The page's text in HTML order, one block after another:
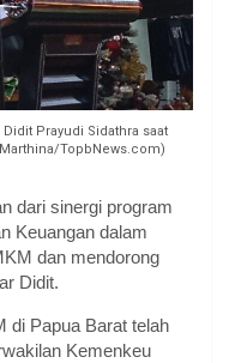
Prayudi Sidathra saat
TopbNews.com)
dari sinergi program
Keuangan dalam
dan mendorong
Didit.
di Papua Barat telah
Kemenkeu